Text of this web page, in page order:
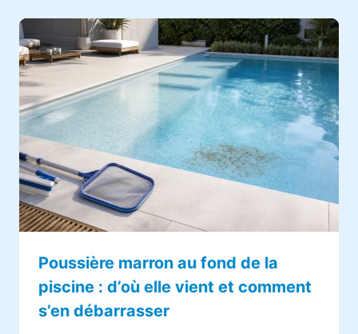
Poussière marron au fond de la
piscine : d’où elle vient et comment
s’en débarrasser